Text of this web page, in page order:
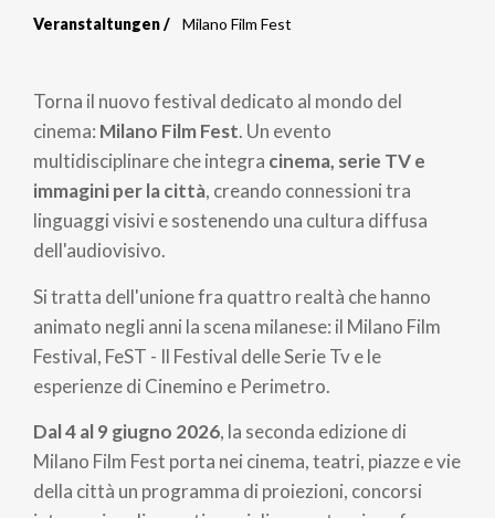
Veranstaltungen Milano Film Fest
Torna il nuovo festival dedicato al mondo del
cinema: Milano Film Fest. Un evento
multidisciplinare che integra cinema, serie TV e
immagini per la città, creando connessioni tra
linguaggi visivi e sostenendo una cultura diffusa
dell'audiovisivo.
Si tratta dell'unione fra quattro realtà che hanno
animato negli anni la scena milanese: il Milano Film
Festival, FeST - Il Festival delle Serie Tv e le
esperienze di Cinemino e Perimetro.
Dal 4 al 9 giugno 2026, la seconda edizione di
Milano Film Fest porta nei cinema, teatri, piazze e vie
della città un programma di proiezioni, concorsi